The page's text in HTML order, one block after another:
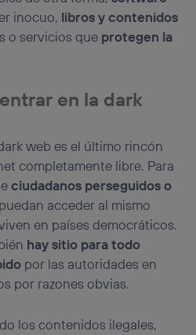
inocuo, libros y contenidos
o servicios que protegen la
en la dark
web es el último rincón
completamente libre. Para
ciudadanos perseguidos o
puedan acceder al mismo
en países democráticos.
hay sitio para todo
por las autoridades en
por razones obvias.
los contenidos ilegales,